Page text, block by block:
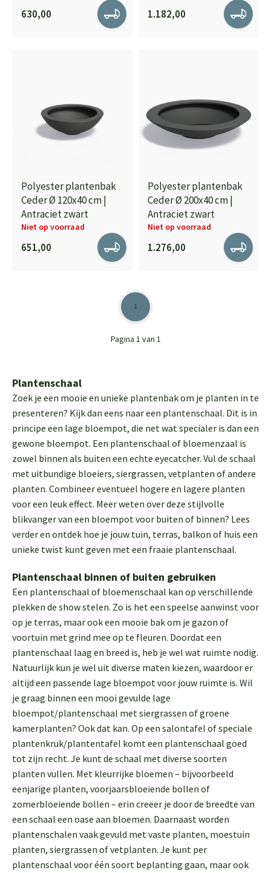
630,00 1.182,00
Polyester plantenbak
Ceder Ø 120x40 cm |
Antraciet zwart
Niet op voorraad
651,00
Polyester plantenbak
Ceder Ø 200x40 cm |
Antraciet zwart
Niet op voorraad
1.276,00
Pagina 1 van 1
1
Plantenschaal
Zoek je een mooie en unieke plantenbak om je planten in te
presenteren? Kijk dan eens naar een plantenschaal. Dit is in
principe een lage bloempot, die net wat specialer is dan een
gewone bloempot. Een plantenschaal of bloemenzaal is
zowel binnen als buiten een echte eyecatcher. Vul de schaal
met uitbundige bloeiers, siergrassen, vetplanten of andere
planten. Combineer eventueel hogere en lagere planten
voor een leuk effect. Meer weten over deze stijlvolle
blikvanger van een bloempot voor buiten of binnen? Lees
verder en ontdek hoe je jouw tuin, terras, balkon of huis een
unieke twist kunt geven met een fraaie plantenschaal.
Plantenschaal binnen of buiten gebruiken
Een plantenschaal of bloemenschaal kan op verschillende
plekken de show stelen. Zo is het een speelse aanwinst voor
op je terras, maar ook een mooie bak om je gazon of
voortuin met grind mee op te fleuren. Doordat een
plantenschaal laag en breed is, heb je wel wat ruimte nodig.
Natuurlijk kun je wel uit diverse maten kiezen, waardoor er
altijd een passende lage bloempot voor jouw ruimte is. Wil
je graag binnen een mooi gevulde lage
bloempot/plantenschaal met siergrassen of groene
kamerplanten? Ook dat kan. Op een salontafel of speciale
plantenkruk/plantentafel komt een plantenschaal goed
tot zijn recht. Je kunt de schaal met diverse soorten
planten vullen. Met kleurrijke bloemen – bijvoorbeeld
eenjarige planten, voorjaarsbloeiende bollen of
zomerbloeiende bollen – erin creëer je door de breedte van
een schaal een oase aan bloemen. Daarnaast worden
plantenschalen vaak gevuld met vaste planten, moestuin
planten, siergrassen of vetplanten. Je kunt per
plantenschaal voor één soort beplanting gaan, maar ook